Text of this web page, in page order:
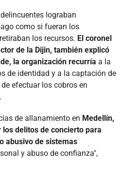
lograban
como si fueran los
los recursos. El coronel
de la Dijin, también explicó
la organización recurría a la
de identidad y a la captación de
efectuar los cobros en
de allanamiento en Medellín,
los delitos de concierto para
abusivo de sistemas
y abuso de confianza",